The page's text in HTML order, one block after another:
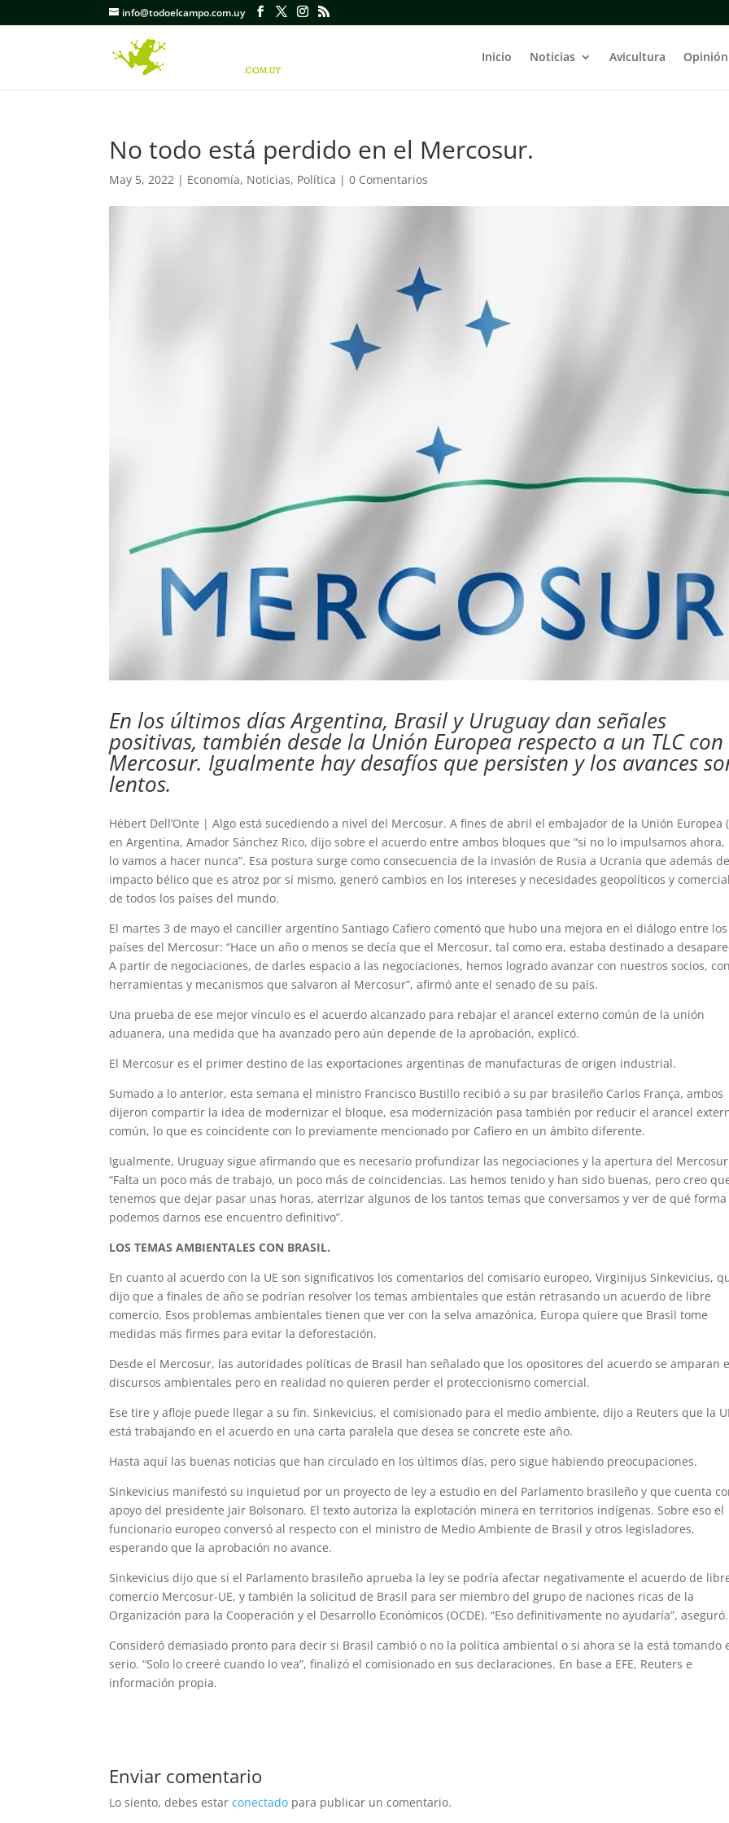
info@todoelcampo.com.uy
Inicio Noticias Avicultura Opinión
No todo está perdido en el Mercosur.
May 5, 2022 | Economía, Noticias, Política |0 Comentarios
En los últimos días Argentina, Brasil y Uruguay dan señales
positivas, también desde la Unión Europea respecto a un TLC con
Mercosur. Igualmente hay desafíos que persisten y los avances
lentos.
Hébert Dell’Onte | Algo está sucediendo a nivel del Mercosur. A fines de abril el embajador de la Unión Europea
en Argentina, Amador Sánchez Rico, dijo sobre el acuerdo entre ambos bloques que “si no lo impulsamos ahora,
lo vamos a hacer nunca”. Esa postura surge como consecuencia de la invasión de Rusia a Ucrania que además
impacto bélico que es atroz por sí mismo, generó cambios en los intereses y necesidades geopolíticos y
de todos los países del mundo.
El martes 3 de mayo el canciller argentino Santiago Cafiero comentó que hubo una mejora en el diálogo entre los
países del Mercosur: “Hace un año o menos se decía que el Mercosur, tal como era, estaba destinado a
A partir de negociaciones, de darles espacio a las negociaciones, hemos logrado avanzar con nuestros socios, con
herramientas y mecanismos que salvaron al Mercosur”, afirmó ante el senado de su país.
Una prueba de ese mejor vínculo es el acuerdo alcanzado para rebajar el arancel externo común de la unión
aduanera, una medida que ha avanzado pero aún depende de la aprobación, explicó.
El Mercosur es el primer destino de las exportaciones argentinas de manufacturas de origen industrial.
Sumado a lo anterior, esta semana el ministro Francisco Bustillo recibió a su par brasileño Carlos França, ambos
dijeron compartir la idea de modernizar el bloque, esa modernización pasa también por reducir el arancel
común, lo que es coincidente con lo previamente mencionado por Cafiero en un ámbito diferente.
Igualmente, Uruguay sigue afirmando que es necesario profundizar las negociaciones y la apertura del
“Falta un poco más de trabajo, un poco más de coincidencias. Las hemos tenido y han sido buenas, pero creo
tenemos que dejar pasar unas horas, aterrizar algunos de los tantos temas que conversamos y ver de qué forma
podemos darnos ese encuentro definitivo”.
LOS TEMAS AMBIENTALES CON BRASIL.
En cuanto al acuerdo con la UE son significativos los comentarios del comisario europeo, Virginijus Sinkevicius,
dijo que a finales de año se podrían resolver los temas ambientales que están retrasando un acuerdo de libre
comercio. Esos problemas ambientales tienen que ver con la selva amazónica, Europa quiere que Brasil tome
medidas más firmes para evitar la deforestación.
Desde el Mercosur, las autoridades políticas de Brasil han señalado que los opositores del acuerdo se amparan
discursos ambientales pero en realidad no quieren perder el proteccionismo comercial.
Ese tire y afloje puede llegar a su fin. Sinkevicius, el comisionado para el medio ambiente, dijo a Reuters que la
está trabajando en el acuerdo en una carta paralela que desea se concrete este año.
Hasta aquí las buenas noticias que han circulado en los últimos días, pero sigue habiendo preocupaciones.
Sinkevicius manifestó su inquietud por un proyecto de ley a estudio en del Parlamento brasileño y que cuenta
apoyo del presidente Jair Bolsonaro. El texto autoriza la explotación minera en territorios indígenas. Sobre eso el
funcionario europeo conversó al respecto con el ministro de Medio Ambiente de Brasil y otros legisladores,
esperando que la aprobación no avance.
Sinkevicius dijo que si el Parlamento brasileño aprueba la ley se podría afectar negativamente el acuerdo de
comercio Mercosur-UE, y también la solicitud de Brasil para ser miembro del grupo de naciones ricas de la
Organización para la Cooperación y el Desarrollo Económicos (OCDE). “Eso definitivamente no ayudaría”, aseguró.
Consideró demasiado pronto para decir si Brasil cambió o no la política ambiental o si ahora se la está tomando
serio. “Solo lo creeré cuando lo vea”, finalizó el comisionado en sus declaraciones. En base a EFE, Reuters e
información propia.
Enviar comentario
Lo siento, debes estarconectado para publicar un comentario.